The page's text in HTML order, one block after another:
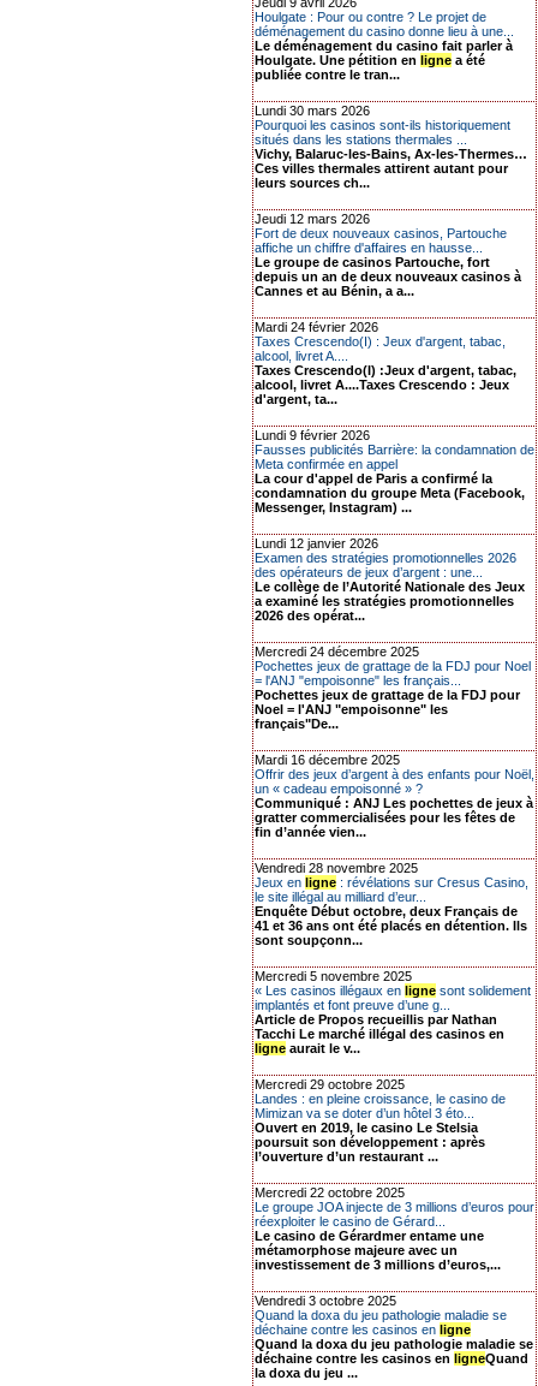
Houlgate : Pour ou contre ? Le projet de
déménagement du casino donne lieu à une...
Le déménagement du casino fait parler à
Houlgate. Une pétition en ligne a été
publiée contre le tran...
Lundi 30 mars 2026
Pourquoi les casinos sont-ils historiquement
situés dans les stations thermales ...
Vichy, Balaruc-les-Bains, Ax-les-Thermes…
Ces villes thermales attirent autant pour
leurs sources ch...
Jeudi 12 mars 2026
Fort de deux nouveaux casinos, Partouche
affiche un chiffre d'affaires en hausse...
Le groupe de casinos Partouche, fort
depuis un an de deux nouveaux casinos à
Cannes et au Bénin, a a...
Mardi 24 février 2026
Taxes Crescendo(I) : Jeux d'argent, tabac,
alcool, livret A....
Taxes Crescendo(I) :Jeux d'argent, tabac,
alcool, livret A....Taxes Crescendo : Jeux
d'argent, ta...
Lundi 9 février 2026
Fausses publicités Barrière: la condamnation de
Meta confirmée en appel
La cour d'appel de Paris a confirmé la
condamnation du groupe Meta (Facebook,
Messenger, Instagram) ...
Lundi 12 janvier 2026
Examen des stratégies promotionnelles 2026
des opérateurs de jeux d’argent : une...
Le collège de l’Autorité Nationale des Jeux
a examiné les stratégies promotionnelles
2026 des opérat...
Mercredi 24 décembre 2025
Pochettes jeux de grattage de la FDJ pour Noel
= l'ANJ "empoisonne" les français...
Pochettes jeux de grattage de la FDJ pour
Noel = l'ANJ "empoisonne" les
français"De...
Mardi 16 décembre 2025
Offrir des jeux d’argent à des enfants pour Noël,
un « cadeau empoisonné » ?
Communiqué : ANJ Les pochettes de jeux à
gratter commercialisées pour les fêtes de
fin d’année vien...
Vendredi 28 novembre 2025
Jeux en ligne : révélations sur Cresus Casino,
le site illégal au milliard d’eur...
Enquête Début octobre, deux Français de
41 et 36 ans ont été placés en détention. Ils
sont soupçonn...
Mercredi 5 novembre 2025
« Les casinos illégaux en ligne sont solidement
implantés et font preuve d’une g...
Article de Propos recueillis par Nathan
Tacchi Le marché illégal des casinos en
ligne aurait le v...
Mercredi 29 octobre 2025
Landes : en pleine croissance, le casino de
Mimizan va se doter d’un hôtel 3 éto...
Ouvert en 2019, le casino Le Stelsia
poursuit son développement : après
l’ouverture d’un restaurant ...
Mercredi 22 octobre 2025
Le groupe JOA injecte de 3 millions d’euros pour
réexploiter le casino de Gérard...
Le casino de Gérardmer entame une
métamorphose majeure avec un
investissement de 3 millions d’euros,...
Vendredi 3 octobre 2025
Quand la doxa du jeu pathologie maladie se
déchaine contre les casinos en ligne
Quand la doxa du jeu pathologie maladie se
déchaine contre les casinos en ligneQuand
la doxa du jeu ...